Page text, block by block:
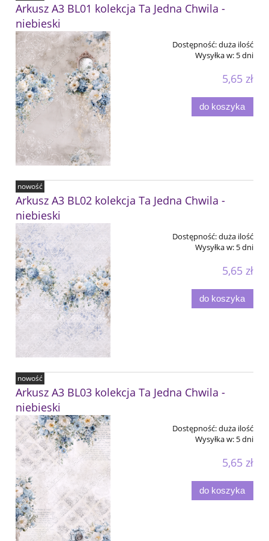
Arkusz A3 BL01 kolekcja Ta Jedna Chwila -
niebieski
Dostępność:duża ilość
Wysyłka w: 5 dni
5,65 zł
do koszyka
Arkusz A3 BL02 kolekcja Ta Jedna Chwila -
niebieski
Dostępność:duża ilość
Wysyłka w: 5 dni
5,65 zł
do koszyka
nowość
Arkusz A3 BL03 kolekcja Ta Jedna Chwila -
niebieski
Dostępność:duża ilość
Wysyłka w: 5 dni
5,65 zł
do koszyka
nowość